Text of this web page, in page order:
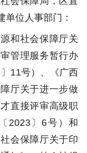
单位人事部门：
和社会保障厅关
管理服务暂行办
11号）、《广西
厅关于进一步做
直接评审高级职
2023〕6号）和
会保障厅关于印